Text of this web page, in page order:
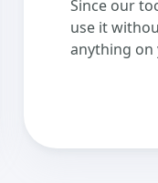
Since our
use it
anything on